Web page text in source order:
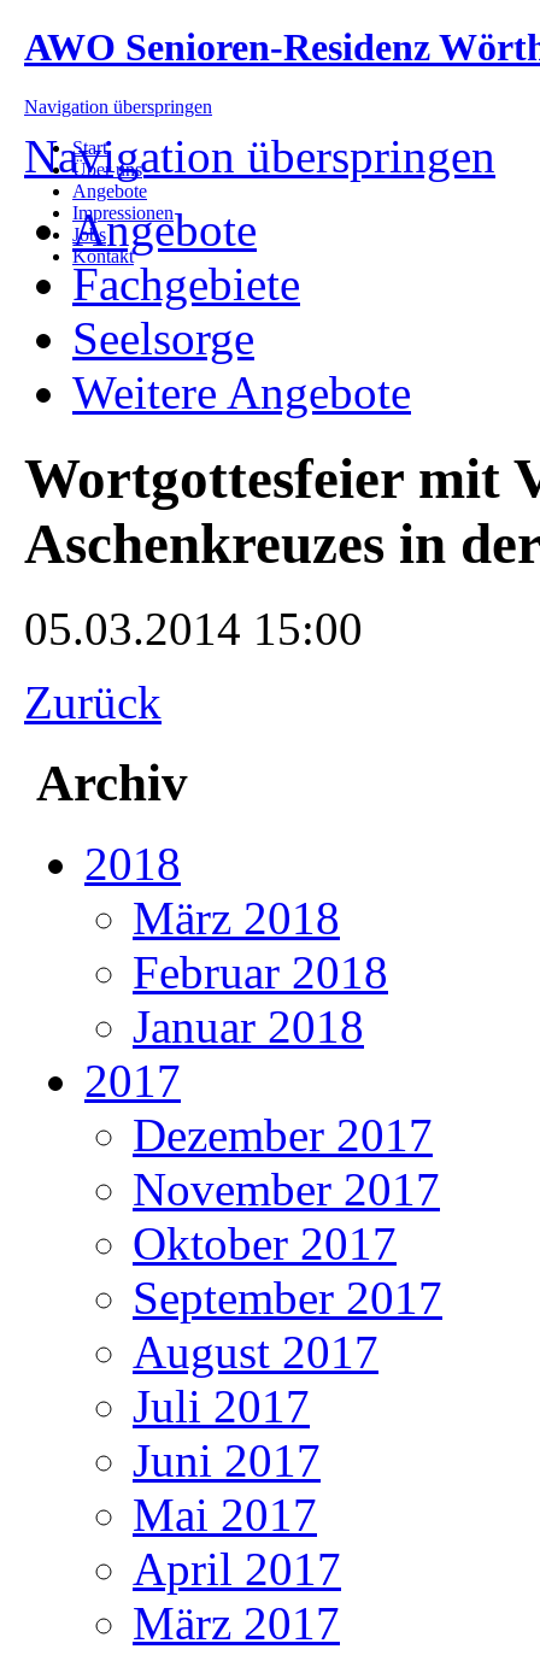
AWO Senioren-Residenz
Navigation überspringen
Start
Über uns
Angebote
Impressionen
Jobs
Kontakt
Navigation überspringen
Angebote
Fachgebiete
Seelsorge
Weitere Angebote
Wortgottesfeier mit
Aschenkreuzes in
05.03.2014 15:00
Zurück
Archiv
2018
März 2018
Februar 2018
Januar 2018
2017
Dezember 2017
November 2017
Oktober 2017
September 2017
August 2017
Juli 2017
Juni 2017
Mai 2017
April 2017
März 2017